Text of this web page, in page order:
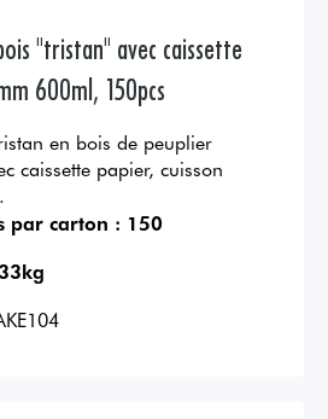
"tristan" avec caissette
600ml, 150pcs
en bois de peuplier
caissette papier, cuisson
par carton : 150